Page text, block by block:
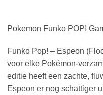
Pokemon Funko POP!
Funko Pop! – Espeon
voor elke Pokémon-
editie heeft een zachte,
Espeon er nog schattiger